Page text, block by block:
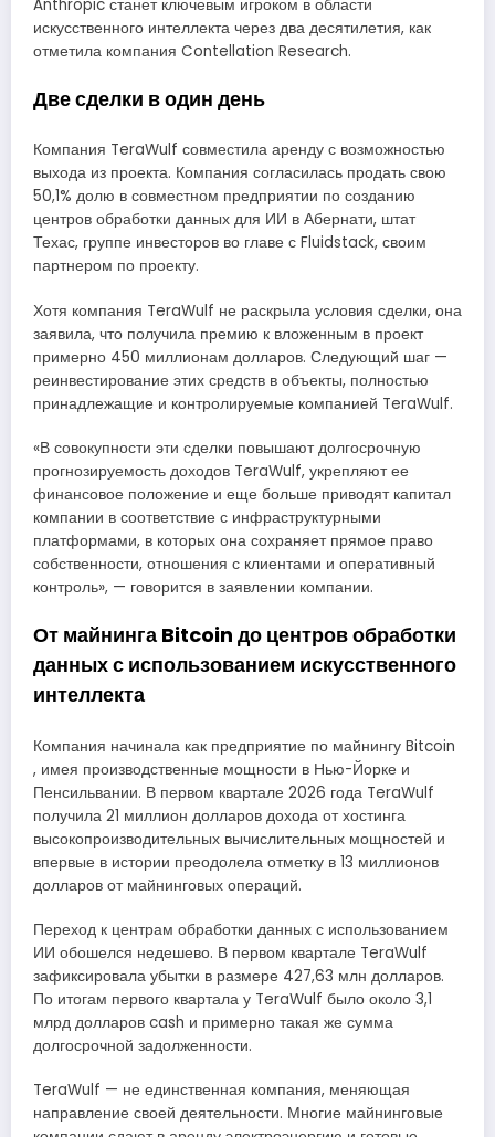
Anthropic станет ключевым игроком в области
искусственного интеллекта через два десятилетия, как
отметила компания Contellation Research.
Две сделки в один день
Компания TeraWulf совместила аренду с возможностью
выхода из проекта. Компания согласилась продать свою
50,1% долю в совместном предприятии по созданию
центров обработки данных для ИИ в Абернати, штат
Техас, группе инвесторов во главе с Fluidstack, своим
партнером по проекту.
Хотя компания TeraWulf не раскрыла условия сделки, она
заявила, что получила премию к вложенным в проект
примерно 450 миллионам долларов. Следующий шаг —
реинвестирование этих средств в объекты, полностью
принадлежащие и контролируемые компанией TeraWulf.
«В совокупности эти сделки повышают долгосрочную
прогнозируемость доходов TeraWulf, укрепляют ее
финансовое положение и еще больше приводят капитал
компании в соответствие с инфраструктурными
платформами, в которых она сохраняет прямое право
собственности, отношения с клиентами и оперативный
контроль», — говорится в заявлении компании.
От майнинга Bitcoin до центров обработки
данных с использованием искусственного
интеллекта
Компания начинала как предприятие по майнингу Bitcoin
, имея производственные мощности в Нью-Йорке и
Пенсильвании. В первом квартале 2026 года TeraWulf
получила 21 миллион долларов дохода от хостинга
высокопроизводительных вычислительных мощностей и
впервые в истории преодолела отметку в 13 миллионов
долларов от майнинговых операций.
Переход к центрам обработки данных с использованием
ИИ обошелся недешево. В первом квартале TeraWulf
зафиксировала убытки в размере 427,63 млн долларов.
По итогам первого квартала у TeraWulf было около 3,1
млрд долларов cash и примерно такая же сумма
долгосрочной задолженности.
TeraWulf — не единственная компания, меняющая
направление своей деятельности. Многие майнинговые